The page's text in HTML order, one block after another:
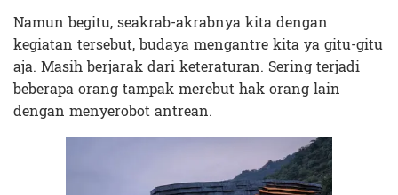
Namun begitu, seakrab-akrabnya kita dengan
kegiatan tersebut, budaya mengantre kita ya gitu-gitu
aja. Masih berjarak dari keteraturan. Sering terjadi
beberapa orang tampak merebut hak orang lain
dengan menyerobot antrean.